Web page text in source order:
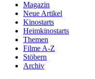
Magazin
Neue Artikel
Kinostarts
Heimkinostarts
Themen
Filme A-Z
Stöbern
Archiv